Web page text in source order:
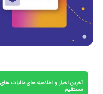
آخرین اخبار و اطلاعیه های مالیات های
مستقیم